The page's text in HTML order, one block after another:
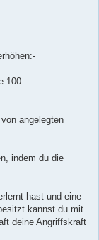
100
angelegten
indem du die
hast und eine
kannst du mit
deine Angriffskraft